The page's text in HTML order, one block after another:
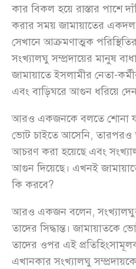
কার বিকল হয়ে রাস্তার পাশে
করার সময় জামায়াতের
সেখানে আক্রমণাত্মক
সংখ্যালঘু সম্প্রদায়ের মানুষ
জামায়াতে ইসলামীর নেতা-
এবং বাড়িঘরে আগুন ধরিয়ে
আরও একজনকে বলতে শোনা
ভোট চাইতে আসেনি, তারপরও
আচরণ করা হয়েছে এবং
আগুন দিয়েছে। এখনই
কি করবে?
আরও একজন বলেন,
তাদের সিদ্ধান্ত। জামায়াতকে
তাদের ওপর এই
এখানকার সংখ্যালঘু